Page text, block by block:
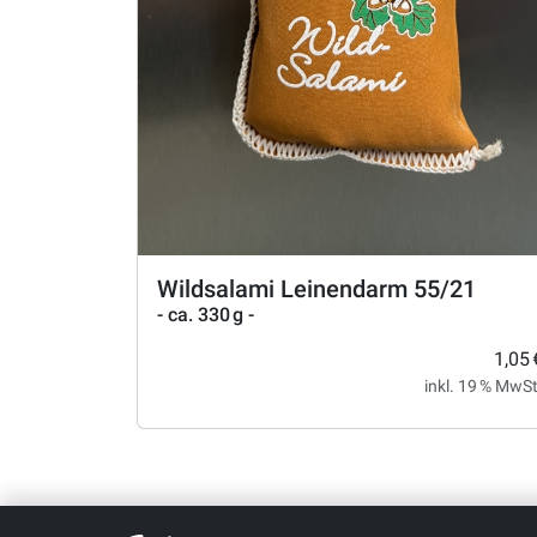
Wildsalami Leinendarm 55/21
- ca. 330 g -
1,05
inkl. 19 %